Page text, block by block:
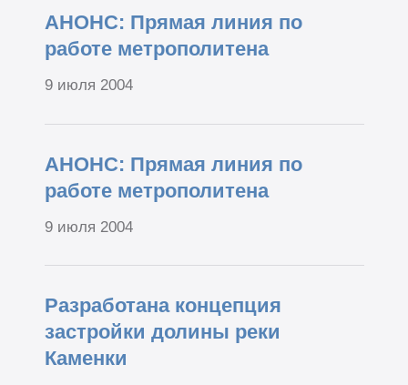
АНОНС: Прямая линия по
работе метрополитена
9 июля 2004
АНОНС: Прямая линия по
работе метрополитена
9 июля 2004
Разработана концепция
застройки долины реки
Каменки